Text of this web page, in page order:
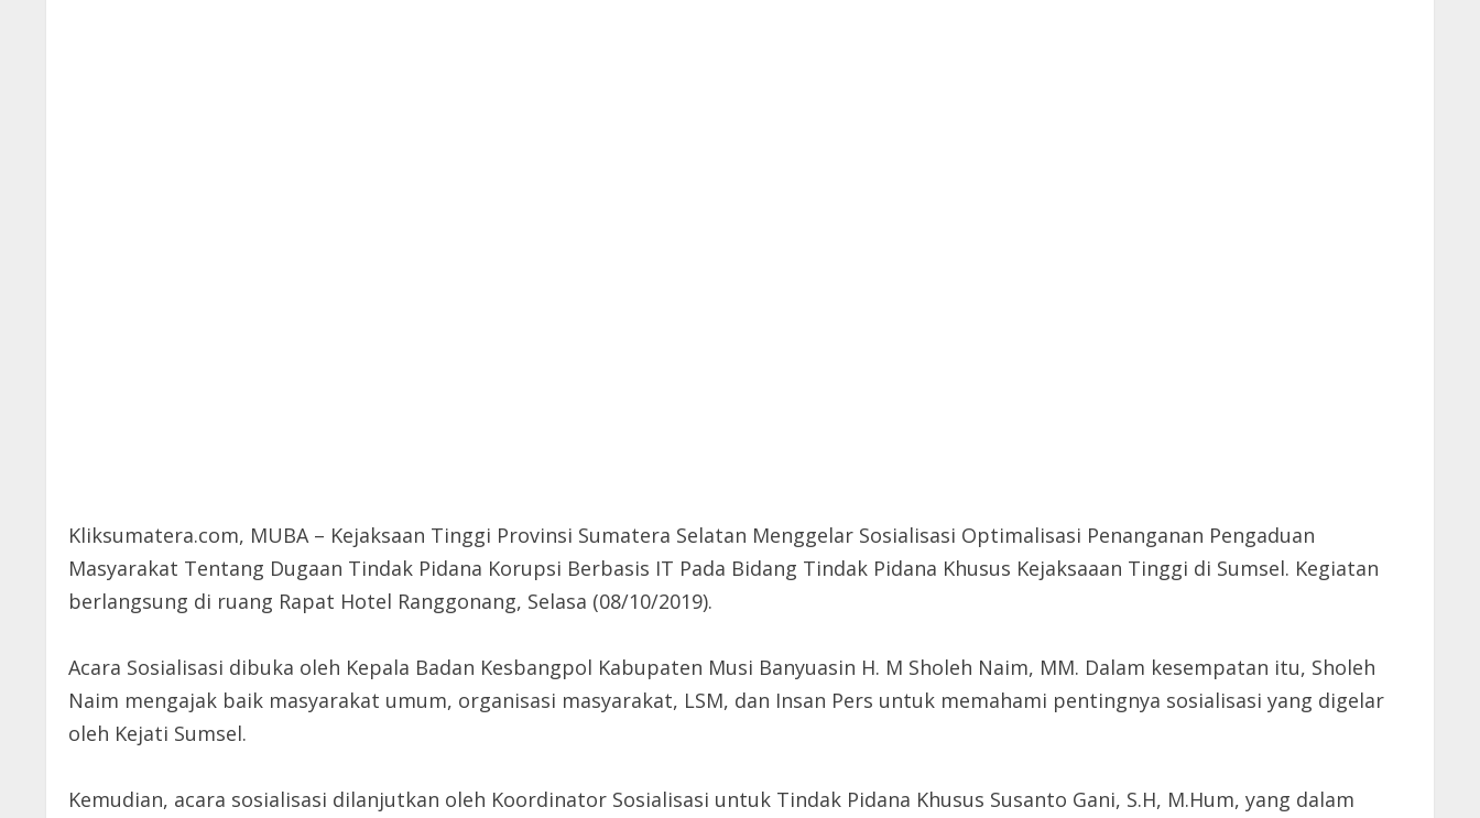
Kliksumatera.com, MUBA – Kejaksaan Tinggi Provinsi Sumatera Selatan Menggelar Sosialisasi Optimalisasi Penanganan Pengaduan
Masyarakat Tentang Dugaan Tindak Pidana Korupsi Berbasis IT Pada Bidang Tindak Pidana Khusus Kejaksaaan Tinggi di Sumsel. Kegiatan
berlangsung di ruang Rapat Hotel Ranggonang, Selasa (08/10/2019).
Acara Sosialisasi dibuka oleh Kepala Badan Kesbangpol Kabupaten Musi Banyuasin H. M Sholeh Naim, MM. Dalam kesempatan itu, Sholeh
Naim mengajak baik masyarakat umum, organisasi masyarakat, LSM, dan Insan Pers untuk memahami pentingnya sosialisasi yang digelar
oleh Kejati Sumsel.
Kemudian, acara sosialisasi dilanjutkan oleh Koordinator Sosialisasi untuk Tindak Pidana Khusus Susanto Gani, S.H, M.Hum, yang dalam